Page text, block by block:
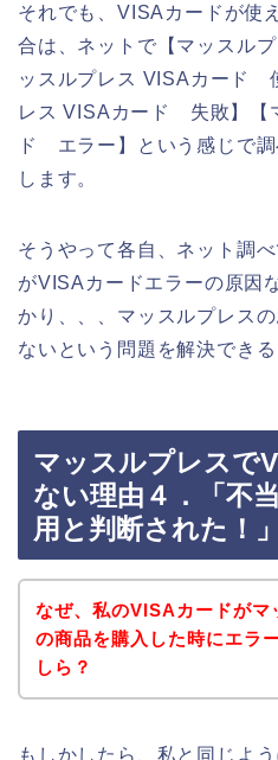
それでも、VISAカードが使
合は、ネットで【マッスル
ッスルプレス VISAカード
レス VISAカード 失敗】【
ド エラー】という感じで調
します。
そうやって各自、ネット調
がVISAカードエラーの原因
かり、、、マッスルプレス
ないという問題を解決できる
マッスルプレスで
ない理由４．「不
用と判断された！」
なぜ、私のVISAカードがマ
の商品を購入した時にエラ
しら？
もしかしたら、私と同じよ